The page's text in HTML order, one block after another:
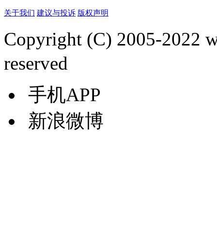
关于我们 建议与投诉 版权声明
Copyright (C) 2005-2022
reserved
手机APP
新浪微博